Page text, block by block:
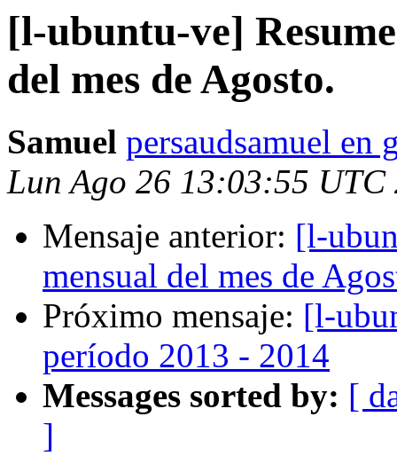
[l-ubuntu-ve]
del mes de Agosto.
Samuel persaudsamuel en
Lun Ago 26 13:03:55 UTC
Mensaje anterior: [l-
mensual del mes de
Próximo mensaje: [l-
período 2013 - 2014
Messages sorted by: [
]